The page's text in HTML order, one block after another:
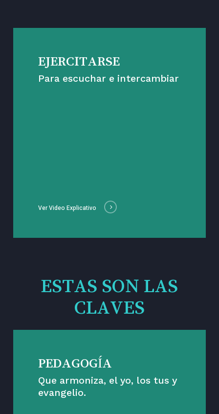
EJERCITARSE
Para escuchar e intercambiar
Ver Video Explicativo
ESTAS SON LAS
CLAVES
PEDAGOGÍA
Que armoniza, el yo, los tus y
evangelio.